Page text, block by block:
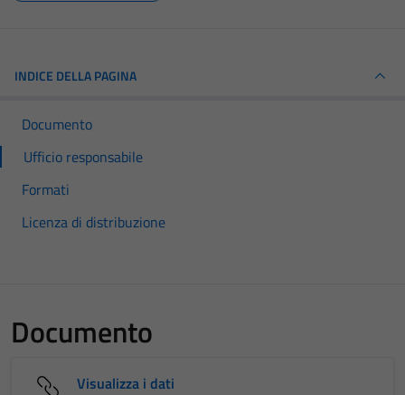
INDICE DELLA PAGINA
Documento
Ufficio responsabile
Formati
Licenza di distribuzione
Documento
Visualizza i dati